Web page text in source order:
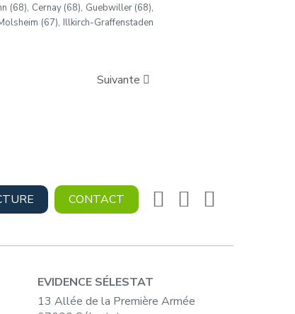
(68), Cernay (68), Guebwiller (68),
(67), Illkirch-Graffenstaden
Suivante
CONTACT
EVIDENCE SÉLESTAT
13 Allée de la Première Armée